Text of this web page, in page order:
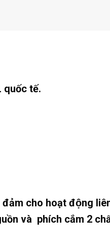
quốc tế.
cho hoạt động
và phích cắm 2